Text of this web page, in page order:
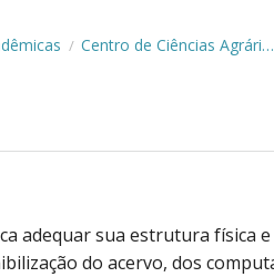
/ Centro de Ciências Agrárias e da Biodiversidade (CCAB)
adequar sua estrutura física
do acervo, dos